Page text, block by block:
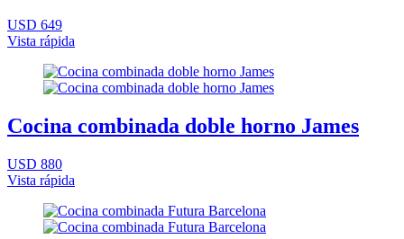
USD 649
Vista rápida
Cocina combinada doble horno James
USD 880
Vista rápida